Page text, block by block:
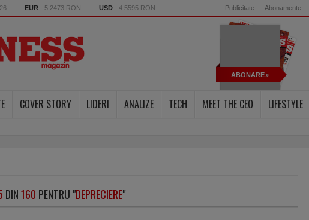
EUR - 5.2473 RON USD - 4.5595 RON Publicitate Abonamente
ABONARE
COVER STORY LIDERI ANALIZE TECH MEET THE CEO LIFESTYLE
DIN160 PENTRU "DEPRECIERE"